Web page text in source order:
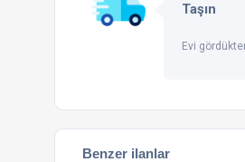
Taşın
Evi
Benzer ilanlar